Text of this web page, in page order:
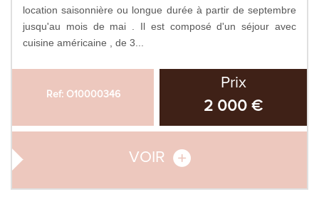
location saisonnière ou longue durée à partir de septembre
jusqu'au mois de mai . Il est composé d'un séjour avec
cuisine américaine , de 3...
Ref: O10000346
Prix
2 000 €
VOIR